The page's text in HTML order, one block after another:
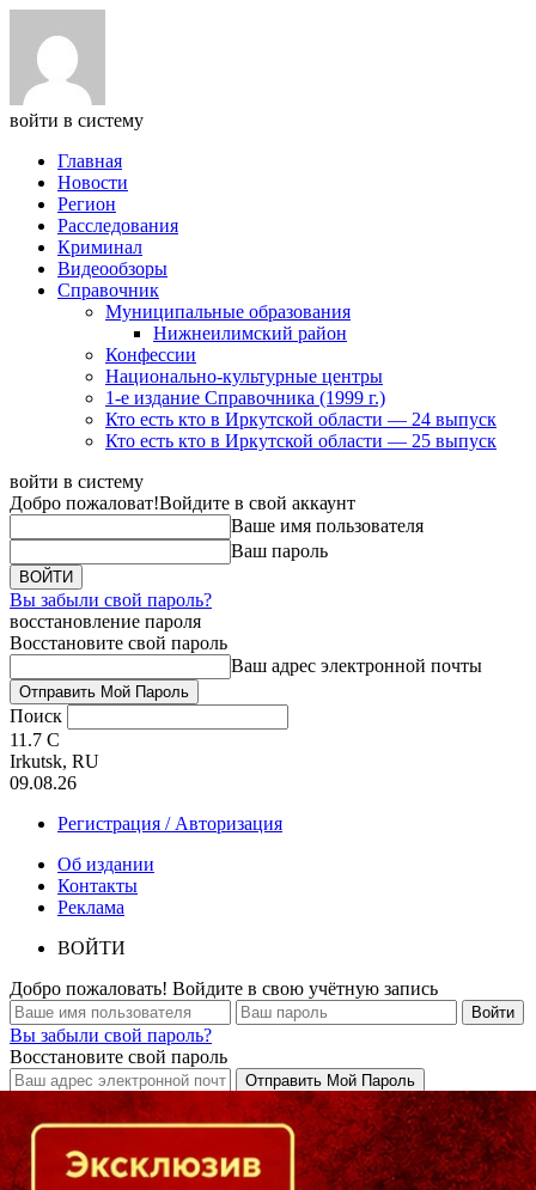
войти в систему
Главная
Новости
Регион
Расследования
Криминал
Видеообзоры
Справочник
Муниципальные образования
Нижнеилимский район
Конфессии
Национально-культурные центры
1-е издание Справочника (1999 г.)
Кто есть кто в Иркутской области — 24 выпуск
Кто есть кто в Иркутской области — 25 выпуск
войти в систему
Добро пожаловат!Войдите в свой аккаунт
Ваше имя пользователя
Ваш пароль
Вы забыли свой пароль?
восстановление пароля
Восстановите свой пароль
Ваш адрес электронной почты
Поиск
11.7 C
Irkutsk, RU
09.08.26
Регистрация / Авторизация
Об издании
Контакты
Реклама
ВОЙТИ
Добро пожаловать! Войдите в свою учётную запись
Вы забыли свой пароль?
Восстановите свой пароль
Кто есть кто в Байкальском регионе